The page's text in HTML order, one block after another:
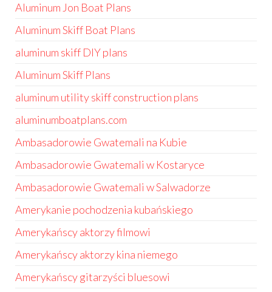
Aluminum Jon Boat Plans
Aluminum Skiff Boat Plans
aluminum skiff DIY plans
Aluminum Skiff Plans
aluminum utility skiff construction plans
aluminumboatplans.com
Ambasadorowie Gwatemali na Kubie
Ambasadorowie Gwatemali w Kostaryce
Ambasadorowie Gwatemali w Salwadorze
Amerykanie pochodzenia kubańskiego
Amerykańscy aktorzy filmowi
Amerykańscy aktorzy kina niemego
Amerykańscy gitarzyści bluesowi